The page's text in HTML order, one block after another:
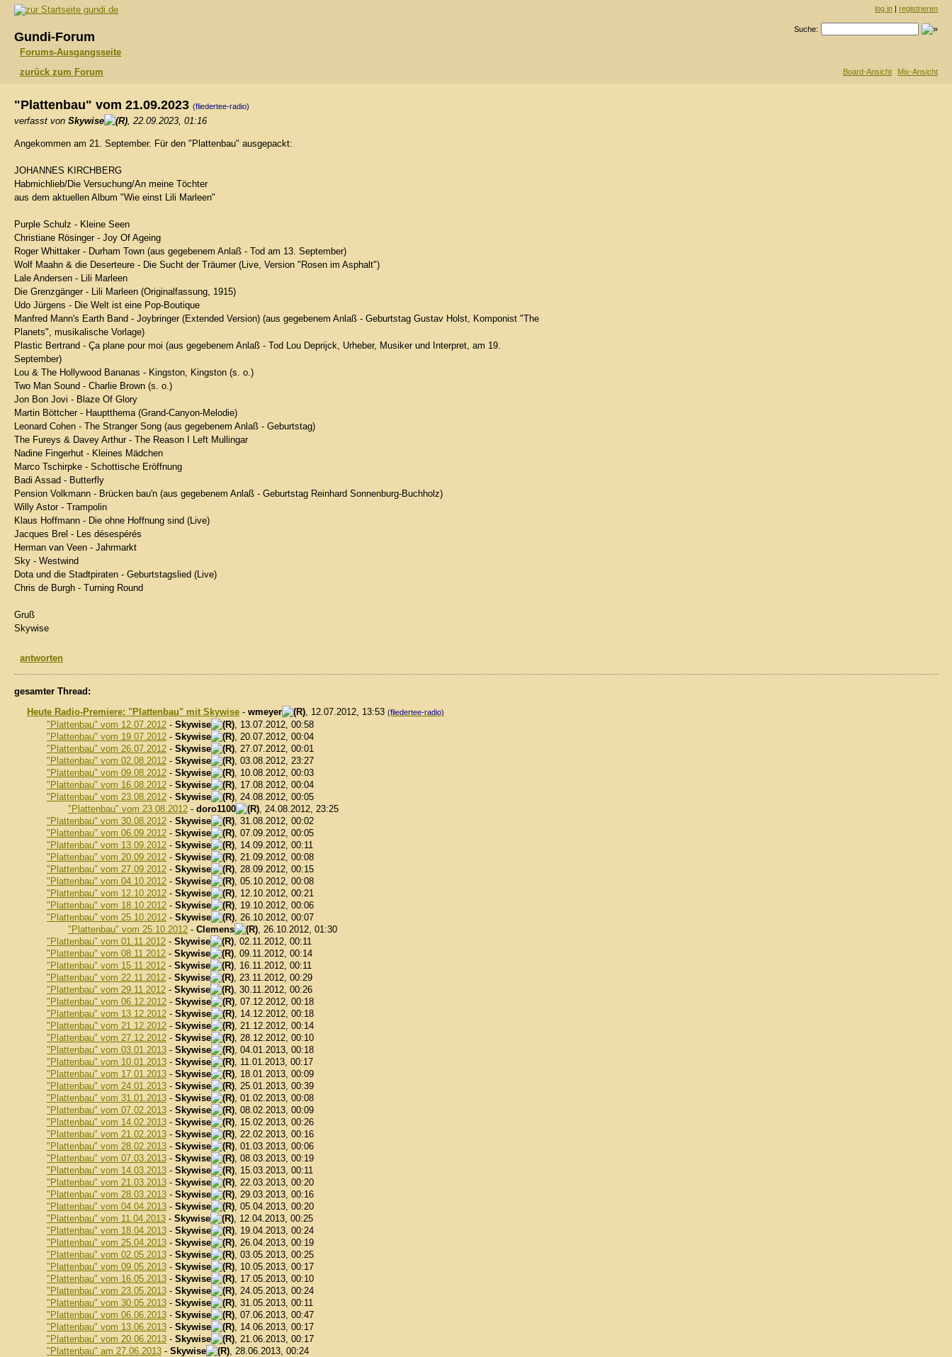
gundi.de
Gundi-Forum
Forums-Ausgangsseite
log in | registrieren
Suche:
zurück zum Forum Board-Ansicht Mix-Ansicht
"Plattenbau" vom 21.09.2023 (fliedertee-radio)
verfasst von Skywise , 22.09.2023, 01:16
Angekommen am 21. September. Für den "Plattenbau" ausgepackt:
JOHANNES KIRCHBERG
Habmichlieb/Die Versuchung/An meine Töchter
aus dem aktuellen Album "Wie einst Lili Marleen"
Purple Schulz - Kleine Seen
Christiane Rösinger - Joy Of Ageing
Roger Whittaker - Durham Town (aus gegebenem Anlaß - Tod am 13. September)
Wolf Maahn & die Deserteure - Die Sucht der Träumer (Live, Version "Rosen im Asphalt")
Lale Andersen - Lili Marleen
Die Grenzgänger - Lili Marleen (Originalfassung, 1915)
Udo Jürgens - Die Welt ist eine Pop-Boutique
Manfred Mann's Earth Band - Joybringer (Extended Version) (aus gegebenem Anlaß - Geburtstag Gustav Holst, Komponist "The
Planets", musikalische Vorlage)
Plastic Bertrand - Ça plane pour moi (aus gegebenem Anlaß - Tod Lou Deprijck, Urheber, Musiker und Interpret, am 19.
September)
Lou & The Hollywood Bananas - Kingston, Kingston (s. o.)
Two Man Sound - Charlie Brown (s. o.)
Jon Bon Jovi - Blaze Of Glory
Martin Böttcher - Hauptthema (Grand-Canyon-Melodie)
Leonard Cohen - The Stranger Song (aus gegebenem Anlaß - Geburtstag)
The Fureys & Davey Arthur - The Reason I Left Mullingar
Nadine Fingerhut - Kleines Mädchen
Marco Tschirpke - Schottische Eröffnung
Badi Assad - Butterfly
Pension Volkmann - Brücken bau'n (aus gegebenem Anlaß - Geburtstag Reinhard Sonnenburg-Buchholz)
Willy Astor - Trampolin
Klaus Hoffmann - Die ohne Hoffnung sind (Live)
Jacques Brel - Les désespérés
Herman van Veen - Jahrmarkt
Sky - Westwind
Dota und die Stadtpiraten - Geburtstagslied (Live)
Chris de Burgh - Turning Round
Gruß
Skywise
antworten
gesamter Thread:
Heute Radio-Premiere: "Plattenbau" mit Skywise - wmeyer , 12.07.2012, 13:53 (fliedertee-radio)
"Plattenbau" vom 12.07.2012 - Skywise
, 13.07.2012, 00:58
"Plattenbau" vom 19.07.2012 - Skywise
, 20.07.2012, 00:04
"Plattenbau" vom 26.07.2012 - Skywise
, 27.07.2012, 00:01
"Plattenbau" vom 02.08.2012 - Skywise
, 03.08.2012, 23:27
"Plattenbau" vom 09.08.2012 - Skywise
, 10.08.2012, 00:03
"Plattenbau" vom 16.08.2012 - Skywise
, 17.08.2012, 00:04
"Plattenbau" vom 23.08.2012 - Skywise
, 24.08.2012, 00:05
"Plattenbau" vom 23.08.2012 - doro1100
, 24.08.2012, 23:25
"Plattenbau" vom 30.08.2012 - Skywise
, 31.08.2012, 00:02
"Plattenbau" vom 06.09.2012 - Skywise
, 07.09.2012, 00:05
"Plattenbau" vom 13.09.2012 - Skywise
, 14.09.2012, 00:11
"Plattenbau" vom 20.09.2012 - Skywise
, 21.09.2012, 00:08
"Plattenbau" vom 27.09.2012 - Skywise
, 28.09.2012, 00:15
"Plattenbau" vom 04.10.2012 - Skywise
, 05.10.2012, 00:08
"Plattenbau" vom 12.10.2012 - Skywise
, 12.10.2012, 00:21
"Plattenbau" vom 18.10.2012 - Skywise
, 19.10.2012, 00:06
"Plattenbau" vom 25.10.2012 - Skywise
, 26.10.2012, 00:07
"Plattenbau" vom 25.10.2012 - Clemens
, 26.10.2012, 01:30
"Plattenbau" vom 01.11.2012 - Skywise
, 02.11.2012, 00:11
"Plattenbau" vom 08.11.2012 - Skywise
, 09.11.2012, 00:14
"Plattenbau" vom 15.11.2012 - Skywise
, 16.11.2012, 00:11
"Plattenbau" vom 22.11.2012 - Skywise
, 23.11.2012, 00:29
"Plattenbau" vom 29.11.2012 - Skywise
, 30.11.2012, 00:26
"Plattenbau" vom 06.12.2012 - Skywise
, 07.12.2012, 00:18
"Plattenbau" vom 13.12.2012 - Skywise
, 14.12.2012, 00:18
"Plattenbau" vom 21.12.2012 - Skywise
, 21.12.2012, 00:14
"Plattenbau" vom 27.12.2012 - Skywise
, 28.12.2012, 00:10
"Plattenbau" vom 03.01.2013 - Skywise
, 04.01.2013, 00:18
"Plattenbau" vom 10.01.2013 - Skywise
, 11.01.2013, 00:17
"Plattenbau" vom 17.01.2013 - Skywise
, 18.01.2013, 00:09
"Plattenbau" vom 24.01.2013 - Skywise
, 25.01.2013, 00:39
"Plattenbau" vom 31.01.2013 - Skywise
, 01.02.2013, 00:08
"Plattenbau" vom 07.02.2013 - Skywise
, 08.02.2013, 00:09
"Plattenbau" vom 14.02.2013 - Skywise
, 15.02.2013, 00:26
"Plattenbau" vom 21.02.2013 - Skywise
, 22.02.2013, 00:16
"Plattenbau" vom 28.02.2013 - Skywise
, 01.03.2013, 00:06
"Plattenbau" vom 07.03.2013 - Skywise
, 08.03.2013, 00:19
"Plattenbau" vom 14.03.2013 - Skywise
, 15.03.2013, 00:11
"Plattenbau" vom 21.03.2013 - Skywise
, 22.03.2013, 00:20
"Plattenbau" vom 28.03.2013 - Skywise
, 29.03.2013, 00:16
"Plattenbau" vom 04.04.2013 - Skywise
, 05.04.2013, 00:20
"Plattenbau" vom 11.04.2013 - Skywise
, 12.04.2013, 00:25
"Plattenbau" vom 18.04.2013 - Skywise
, 19.04.2013, 00:24
"Plattenbau" vom 25.04.2013 - Skywise
, 26.04.2013, 00:19
"Plattenbau" vom 02.05.2013 - Skywise
, 03.05.2013, 00:25
"Plattenbau" vom 09.05.2013 - Skywise
, 10.05.2013, 00:17
"Plattenbau" vom 16.05.2013 - Skywise
, 17.05.2013, 00:10
"Plattenbau" vom 23.05.2013 - Skywise
, 24.05.2013, 00:24
"Plattenbau" vom 30.05.2013 - Skywise
, 31.05.2013, 00:11
"Plattenbau" vom 06.06.2013 - Skywise
, 07.06.2013, 00:47
"Plattenbau" vom 13.06.2013 - Skywise
, 14.06.2013, 00:17
"Plattenbau" vom 20.06.2013 - Skywise
, 21.06.2013, 00:17
"Plattenbau" am 27.06.2013 - Skywise
, 28.06.2013, 00:24